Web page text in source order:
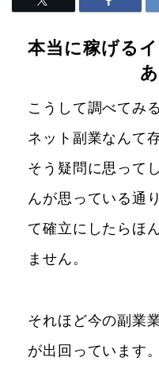
本当に稼げる
こうして調べてみ
ネット副業なんて
そう疑問に思って
んが思っている通
て確立にしたらほ
ません。
それほど今の副業
が出回っています。